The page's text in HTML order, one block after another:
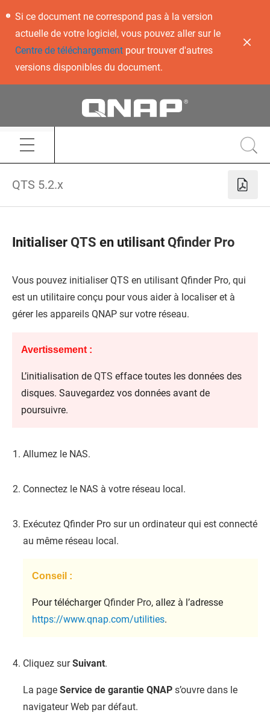
Si ce document ne correspond pas à la version
actuelle de votre logiciel, vous pouvez aller sur le
Centre de téléchargementpour trouver d'autres
versions disponibles du document.
QTS 5.2.x
Initialiser QTS en utilisant Qfinder Pro
Vous pouvez initialiserQTS en utilisant Qfinder Pro, qui
est un utilitaire conçu pour vous aider à localiser et à
gérer les appareils QNAP sur votre réseau.
Avertissement :
L’initialisation de QTS efface toutes les données des
disques. Sauvegardez vos données avant de
poursuivre.
Allumez le NAS.
Connectez le NAS à votre réseau local.
Exécutez Qfinder Pro sur un ordinateur qui est connecté
au même réseau local.
Conseil :
Pour téléchargerQfinder Pro, allez à l’adresse
https://www.qnap.com/utilities.
Cliquez surSuivant.
La page Service de garantie QNAP s’ouvre dans le
navigateur Web par défaut.